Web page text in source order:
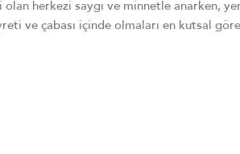
herkezi saygı ve minnetle anarken,
ve çabası içinde olmaları en kutsal